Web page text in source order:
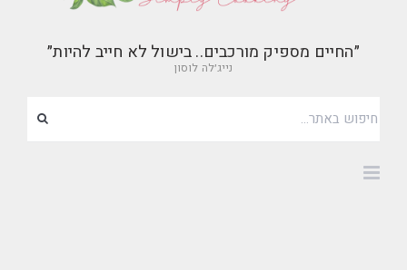
״החיים מספיק מורכבים.. בישול לא חייב להיות״
נייג׳לה לוסון